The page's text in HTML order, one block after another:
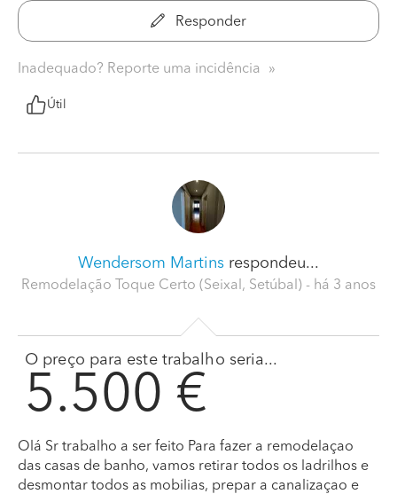
Responder
Inadequado? Reporte uma incidência
Útil
Wendersom Martins respondeu...
Remodelação Toque Certo (Seixal, Setúbal) - há 3 anos
O preço para este trabalho seria...
5.500 €
Olá Sr trabalho a ser feito Para fazer a remodelaçao
das casas de banho, vamos retirar todos os ladrilhos e
desmontar todos as mobilias, prepar a canalizaçao e